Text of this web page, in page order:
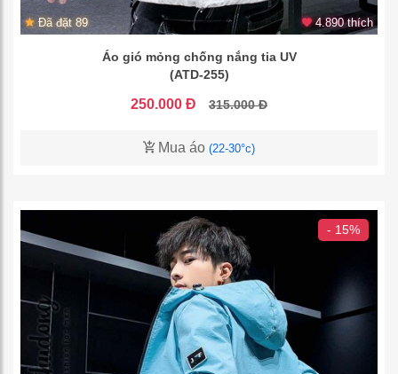
Đã đặt 89 4.890 thích
Áo gió mỏng chống nắng tia UV
(ATD-255)
250.000 Đ 315.000 Đ
Mua áo (22-30°c)
- 15%